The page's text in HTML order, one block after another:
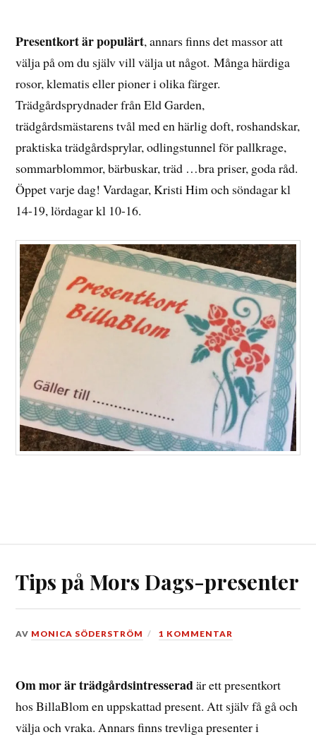
2017
Presentkort är populärt, annars finns det massor att
välja på om du själv vill välja ut något. Många härdiga
rosor, klematis eller pioner i olika färger.
Trädgårdsprydnader från Eld Garden,
trädgårdsmästarens tvål med en härlig doft, roshandskar,
praktiska trädgårdsprylar, odlingstunnel för pallkrage,
sommarblommor, bärbuskar, träd …bra priser, goda råd.
Öppet varje dag! Vardagar, Kristi Him och söndagar kl
14-19, lördagar kl 10-16.
Tips på Mors Dags-presenter
DEN
2016
AV MONICA SÖDERSTRÖM 1 KOMMENTAR
Om mor är trädgårdsintresseradär ett presentkort
hos BillaBlom en uppskattad present. Att själv få gå och
välja och vraka. Annars finns trevliga presenter i